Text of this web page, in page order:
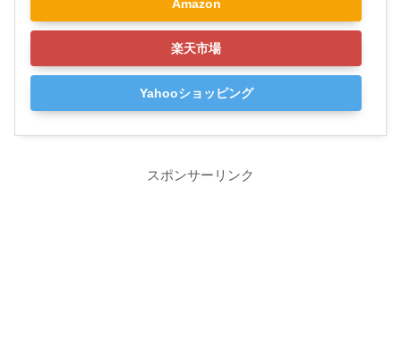
Amazon
楽天市場
Yahooショッピング
スポンサーリンク